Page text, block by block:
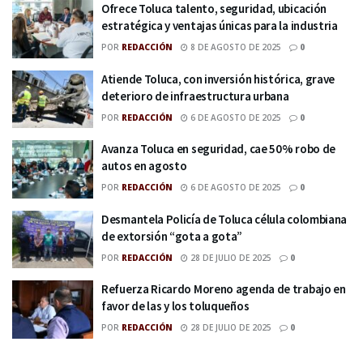
Ofrece Toluca talento, seguridad, ubicación
estratégica y ventajas únicas para la industria
POR REDACCIÓN 8 DE AGOSTO DE 2025 0
Atiende Toluca, con inversión histórica, grave
deterioro de infraestructura urbana
POR REDACCIÓN 6 DE AGOSTO DE 2025 0
Avanza Toluca en seguridad, cae 50% robo de
autos en agosto
POR REDACCIÓN 6 DE AGOSTO DE 2025 0
Desmantela Policía de Toluca célula colombiana
de extorsión “gota a gota”
POR REDACCIÓN 28 DE JULIO DE 2025 0
Refuerza Ricardo Moreno agenda de trabajo en
favor de las y los toluqueños
POR REDACCIÓN 28 DE JULIO DE 2025 0